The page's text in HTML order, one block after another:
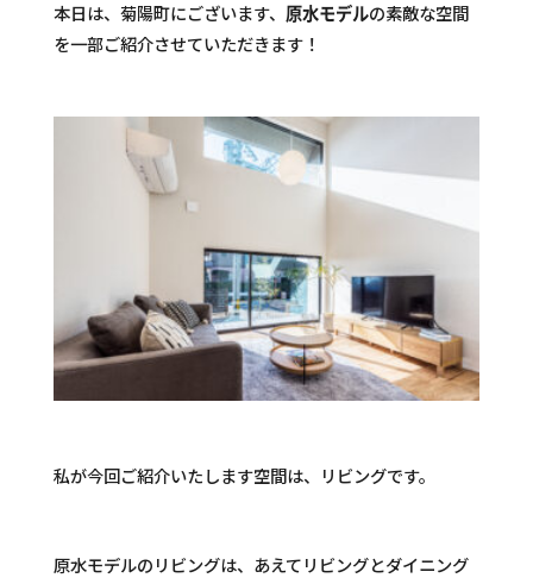
本日は、菊陽町にございます、 原水モデルの素敵な空間
を一部ご紹介させていただきます！
私が今回ご紹介いたします空間は、リビングです。
原水モデルのリビングは、あえてリビングとダイニング